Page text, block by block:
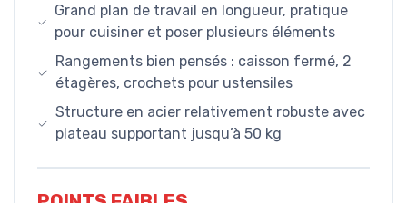
Grand plan de travail en longueur, pratique
pour cuisiner et poser plusieurs éléments
Rangements bien pensés : caisson fermé, 2
étagères, crochets pour ustensiles
Structure en acier relativement robuste avec
plateau supportant jusqu’à 50 kg